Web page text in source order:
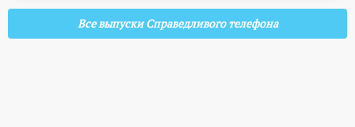
Все выпуски Справедливого телефона